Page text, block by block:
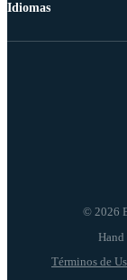
© 2026
Términos de
Idiomas